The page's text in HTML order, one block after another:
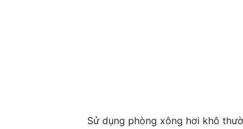
Sử dụng phòng xông hơi khô